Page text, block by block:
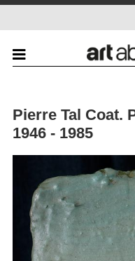
Pierre Tal Coat.
1946 - 1985